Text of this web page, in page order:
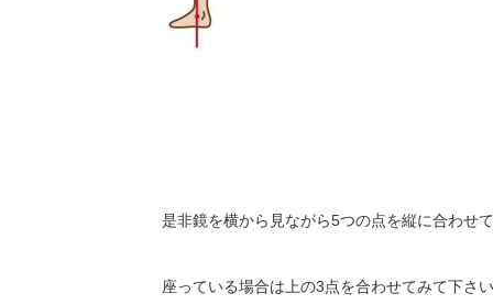
是非鏡を横から見ながら5つの点を縦に合わせて
座っている場合は上の3点を合わせてみて下さい